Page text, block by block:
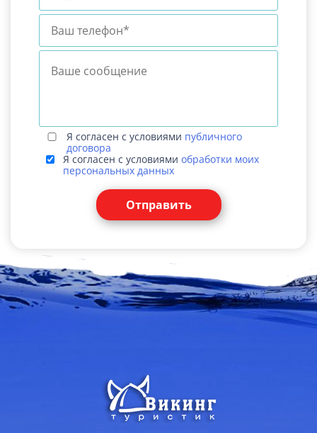
Я согласен с условиями публичного
договора
Я согласен с условиямиобработки моих
персональных данных
Отправить